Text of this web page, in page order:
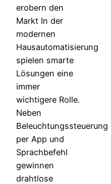
erobern den
Markt In der
modernen
Hausautomatisierung
spielen smarte
Lösungen eine
immer
wichtigere Rolle.
Neben
Beleuchtungssteuerung
per App und
Sprachbefehl
gewinnen
drahtlose